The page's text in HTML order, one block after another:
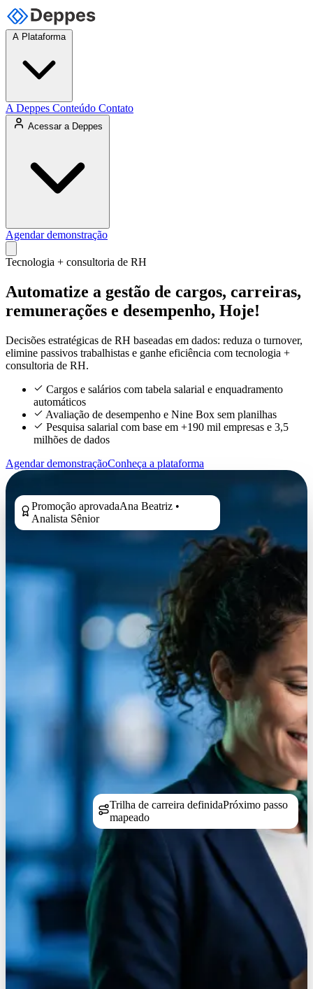
A Plataforma
A Deppes Conteúdo Contato
Agendar demonstração
Tecnologia + consultoria de RH
Automatize a gestão de cargos, carreiras,
remunerações e desempenho, Hoje!
Decisões estratégicas de RH baseadas em dados: reduza o turnover,
elimine passivos trabalhistas e ganhe eficiência com tecnologia +
consultoria de RH.
Cargos e salários com tabela salarial e enquadramento
automáticos
Avaliação de desempenho e Nine Box sem planilhas
Pesquisa salarial com base em +190 mil empresas e 3,5
milhões de dados
Agendar demonstraçãoConheça a plataforma
Promoção aprovadaAna Beatriz •
Analista Sênior
Trilha de carreira definidaPróximo passo
mapeado